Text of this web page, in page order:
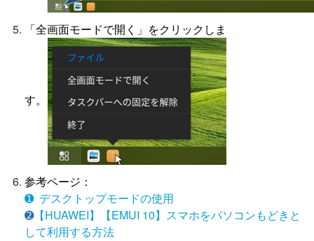
「全画面モードで開く」をクリックしま
す。
参考ページ：
➊ デスクトップモードの使用
➋【HUAWEI】【EMUI 10】スマホをパソコンもどきと
して利用する方法